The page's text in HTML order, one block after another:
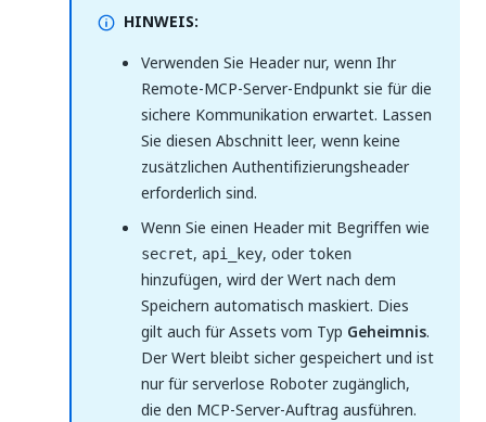
HINWEIS:
Verwenden Sie Header nur, wenn Ihr
Remote-MCP-Server-Endpunkt sie für die
sichere Kommunikation erwartet. Lassen
Sie diesen Abschnitt leer, wenn keine
zusätzlichen Authentifizierungsheader
erforderlich sind.
Wenn Sie einen Header mit Begriffen wie
secret, api_key, oder token
hinzufügen, wird der Wert nach dem
Speichern automatisch maskiert. Dies
gilt auch für Assets vom Typ Geheimnis.
Der Wert bleibt sicher gespeichert und ist
nur für serverlose Roboter zugänglich,
die den MCP-Server-Auftrag ausführen.